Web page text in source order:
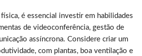
é essencial investir em habilidades
de videoconferência, gestão de
assíncrona. Considere criar um
com plantas, boa ventilação e